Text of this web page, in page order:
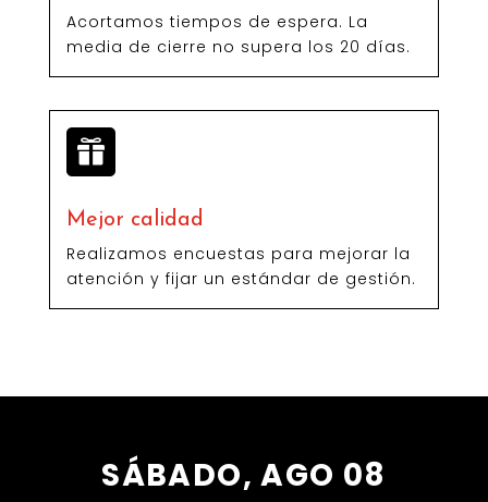
Acortamos tiempos de espera. La
media de cierre no supera los 20 días.

Mejor calidad
Realizamos encuestas para mejorar la
atención y fijar un estándar de gestión.
SÁBADO, AGO 08